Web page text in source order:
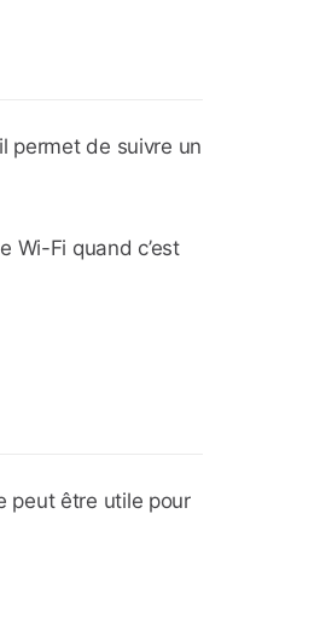
permet de suivre un
Wi-Fi quand c’est
peut être utile pour